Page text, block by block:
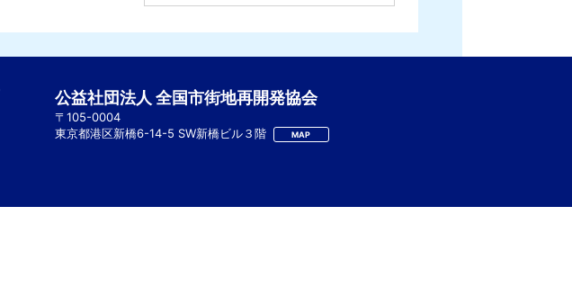
公益社団法人 全国市街地再開発協会
〒105-0004
東京都港区新橋6-14-5 SW新橋ビル３階
MAP